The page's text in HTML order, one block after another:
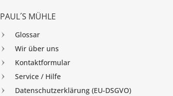
PAUL´S MÜHLE
Glossar
Wir über uns
Kontaktformular
Service / Hilfe
Datenschutzerklärung (EU-DSGVO)